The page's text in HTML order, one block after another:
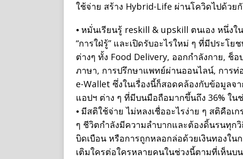
ใช้จ่าย สร้าง Hybrid-Life ผ่านโควิดไปด้วย
⦁ หมั่นเรียนรู้ reskill & upskill ตนเอง หนึ่ง
“การใฝ่รู้” และเปิดรับอะไรใหม่ ๆ ที่มีประโ
ต่างๆ ทั้ง Food Delivery, ออกกำลังกาย, ช็
ภาษา, การปรึกษาแพทย์ผ่านออนไลน์, การท่
e-Wallet ซึ่งในเรื่องนี้ก็สอดคล้องกับข้อมูลจ
แอปฯ ต่าง ๆ ที่มีบนมือถือมากขึ้นถึง 36% ใน
⦁ มีสติใช้จ่าย ไม่หลงเชื่ออะไรง่าย ๆ สติคือ
ๆ ชีวิตกำลังมีความลำบากและต้องดิ้นรนทุก
บิดเบือน หรือการถูกหลอกล่อด้วยเงินทองใ
เติมใครต่อใครหลายคนในช่วงนี้ตามที่เห็น